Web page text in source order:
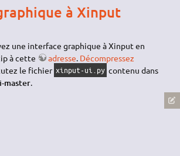
à Xinput
une interface graphique à Xinput en
à cette
adresse Décompressez
le fichier xinput-ui.py contenu dans
master